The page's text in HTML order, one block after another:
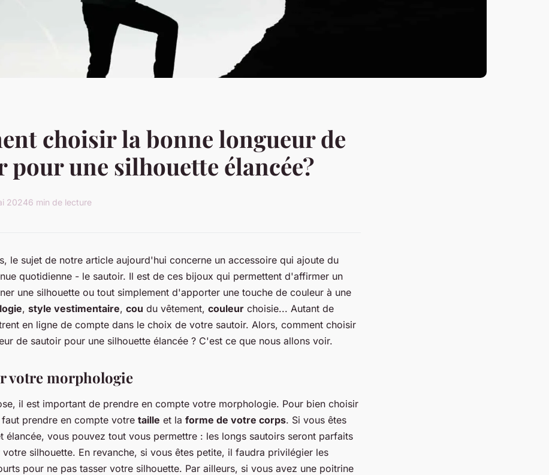
choisir la bonne longueur de
pour une silhouette élancée?
20246 min de lecture
le sujet de notre article aujourd'hui concerne un accessoire qui ajoute du
quotidienne - le sautoir. Il est de ces bijoux qui permettent d'affirmer un
une silhouette ou tout simplement d'apporter une touche de couleur à une
, style vestimentaire, cou du vêtement, couleur choisie... Autant de
en ligne de compte dans le choix de votre sautoir. Alors, comment choisir
de sautoir pour une silhouette élancée ? C'est ce que nous allons voir.
votre morphologie
il est important de prendre en compte votre morphologie. Pour bien choisir
prendre en compte votre taille et la forme de votre corps. Si vous êtes
élancée, vous pouvez tout vous permettre : les longs sautoirs seront parfaits
silhouette. En revanche, si vous êtes petite, il faudra privilégier les
pour ne pas tasser votre silhouette. Par ailleurs, si vous avez une poitrine